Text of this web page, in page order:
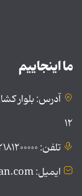
ما اینجاییم
آدرس: بلوار
۱۲
تلفن: ۰۲۱۸۱۲۰۰۰۰۰
ایمیل: public@tebyan.com